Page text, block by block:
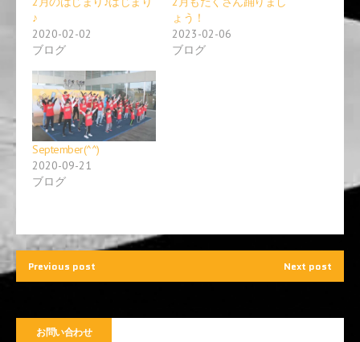
(
し
い
ウ
ィ
ン
ド
ウ
で
開
き
ま
す
)
リ
だ
さ
い
(
新
し
い
ウ
す
)
♪
2020-02-02
ブログ
ょう！
2023-02-06
ブログ
September(^^)
2020-09-21
ブログ
Previous post Next post
お問い合わせ